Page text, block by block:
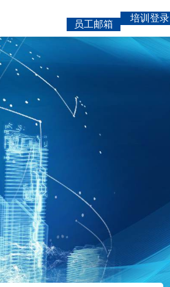
员工邮箱
培训登录